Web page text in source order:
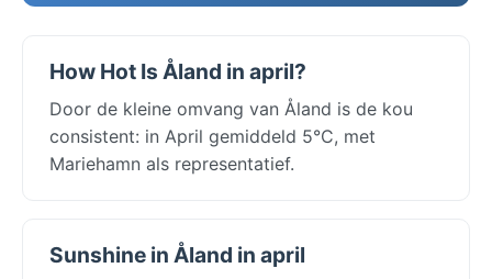
How Hot Is Åland in april?
Door de kleine omvang van Åland is de kou
consistent: in April gemiddeld 5°C, met
Mariehamn als representatief.
Sunshine in Åland in april